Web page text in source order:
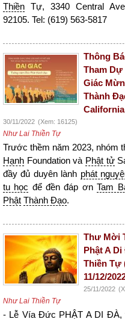
Thiền Tự, 3340 Central
92105. Tel: (619) 563-5817
Thông
Tham Dự
Giác
Thành
30/11/2022 (Xem: 16125)
Như Lai Thiền Tự
Trước thềm năm 2023, nhóm
Hạnh Foundation và Phật tử
đầy đủ duyên lành phát
tu học để đền đáp ơnTam
Phật Thành Đạo.
Thư Mời
Phật A
Thiền Tự
11/12/
25/11/2022
Như Lai Thiền Tự
- Lễ VíaĐức PHẬT A DI ĐÀ,